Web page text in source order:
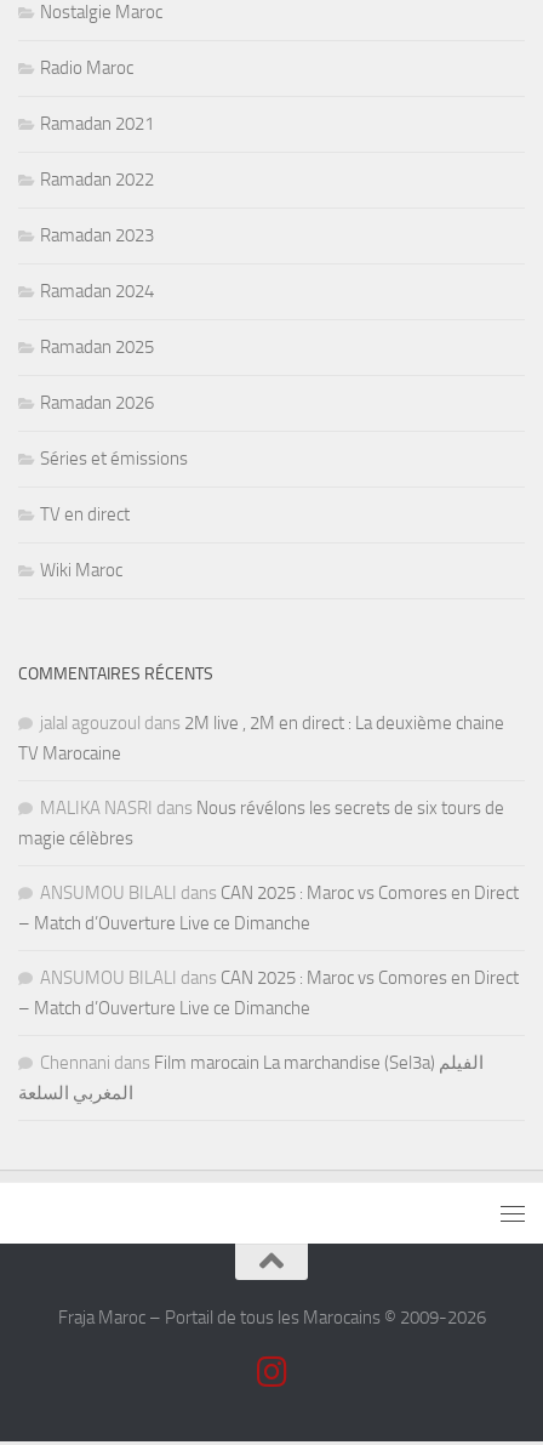
Nostalgie Maroc
Radio Maroc
Ramadan 2021
Ramadan 2022
Ramadan 2023
Ramadan 2024
Ramadan 2025
Ramadan 2026
Séries et émissions
TV en direct
Wiki Maroc
COMMENTAIRES RÉCENTS
jalal agouzoul dans 2M live , 2M en direct : La deuxième chaine
TV Marocaine
MALIKA NASRI dans Nous révélons les secrets de six tours de
magie célèbres
ANSUMOU BILALI dans CAN 2025 : Maroc vs Comores en Direct
– Match d’Ouverture Live ce Dimanche
ANSUMOU BILALI dans CAN 2025 : Maroc vs Comores en Direct
– Match d’Ouverture Live ce Dimanche
Chennani dans Film marocain La marchandise (Sel3a) الفيلم
المغربي السلعة
Fraja Maroc – Portail de tous les Marocains © 2009-2026